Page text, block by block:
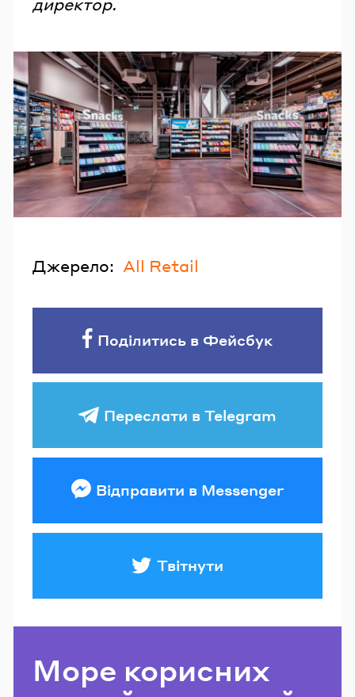
Джерело: All Retail
Поділитись в Фейсбук
Переслати в Telegram
Відправити в Messenger
Твітнути
Море корисних